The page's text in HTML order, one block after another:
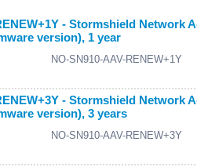
- Stormshield
version), 1 year
NO-SN910-AAV-RENEW+1Y
- Stormshield
version), 3 years
NO-SN910-AAV-RENEW+3Y